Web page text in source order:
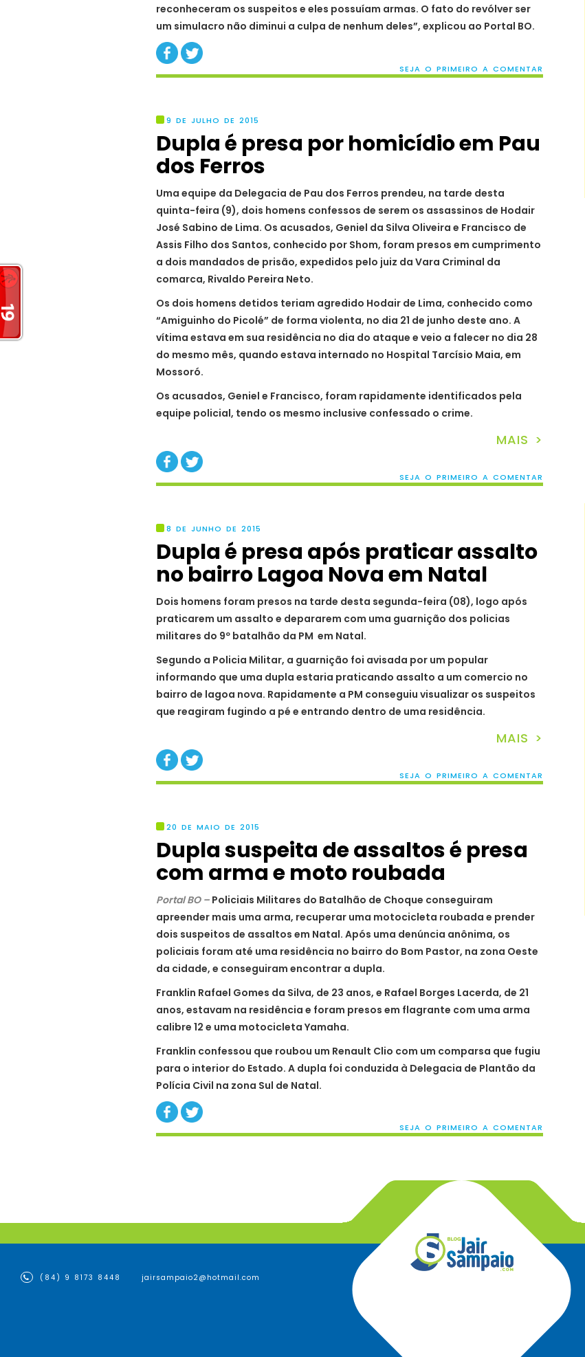
reconheceram os suspeitos e eles possuíam armas. O fato do revólver ser
um simulacro não diminui a culpa de nenhum deles”, explicou ao Portal BO.
SEJA O PRIMEIRO A COMENTAR
9 DE JULHO DE 2015
Dupla é presa por homicídio em Pau
dos Ferros
Uma equipe da Delegacia de Pau dos Ferros prendeu, na tarde desta
quinta-feira (9), dois homens confessos de serem os assassinos de Hodair
José Sabino de Lima. Os acusados, Geniel da Silva Oliveira e Francisco de
Assis Filho dos Santos, conhecido por Shom, foram presos em cumprimento
a dois mandados de prisão, expedidos pelo juiz da Vara Criminal da
comarca, Rivaldo Pereira Neto.
Os dois homens detidos teriam agredido Hodair de Lima, conhecido como
“Amiguinho do Picolé” de forma violenta, no dia 21 de junho deste ano. A
vítima estava em sua residência no dia do ataque e veio a falecer no dia 28
do mesmo mês, quando estava internado no Hospital Tarcísio Maia, em
Mossoró.
Os acusados, Geniel e Francisco, foram rapidamente identificados pela
equipe policial, tendo os mesmo inclusive confessado o crime.
MAIS >
SEJA O PRIMEIRO A COMENTAR
8 DE JUNHO DE 2015
Dupla é presa após praticar assalto
no bairro Lagoa Nova em Natal
Dois homens foram presos na tarde desta segunda-feira (08), logo após
praticarem um assalto e depararem com uma guarnição dos policias
militares do 9º batalhão da PM em Natal.
Segundo a Policia Militar, a guarnição foi avisada por um popular
informando que uma dupla estaria praticando assalto a um comercio no
bairro de lagoa nova. Rapidamente a PM conseguiu visualizar os suspeitos
que reagiram fugindo a pé e entrando dentro de uma residência.
MAIS >
SEJA O PRIMEIRO A COMENTAR
20 DE MAIO DE 2015
Dupla suspeita de assaltos é presa
com arma e moto roubada
Portal BO – Policiais Militares do Batalhão de Choque conseguiram
apreender mais uma arma, recuperar uma motocicleta roubada e prender
dois suspeitos de assaltos em Natal. Após uma denúncia anônima, os
policiais foram até uma residência no bairro do Bom Pastor, na zona Oeste
da cidade, e conseguiram encontrar a dupla.
Franklin Rafael Gomes da Silva, de 23 anos, e Rafael Borges Lacerda, de 21
anos, estavam na residência e foram presos em flagrante com uma arma
calibre 12 e uma motocicleta Yamaha.
Franklin confessou que roubou um Renault Clio com um comparsa que fugiu
para o interior do Estado. A dupla foi conduzida à Delegacia de Plantão da
Polícia Civil na zona Sul de Natal.
SEJA O PRIMEIRO A COMENTAR
(84) 9 8173 8448 jairsampaio2@hotmail.com